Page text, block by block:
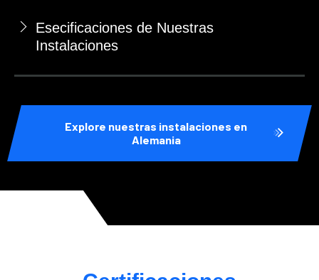
Esecificaciones de Nuestras
Instalaciones
Explore nuestras instalaciones en
Alemania